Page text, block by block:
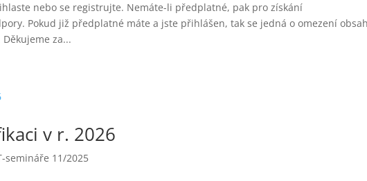
nebo se registrujte. Nemáte-li předplatné, pak pro získání
Pokud již předplatné máte a jste přihlášen, tak se jedná o omezení
za...
v r. 2026
semináře 11/2025